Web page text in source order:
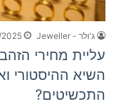
ג'ולר - Jeweller
השיא ההיסטורי
התכשיטים?